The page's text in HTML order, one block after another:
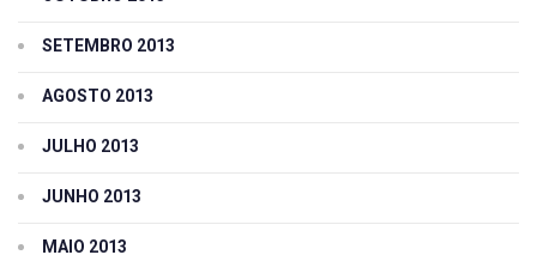
SETEMBRO 2013
AGOSTO 2013
JULHO 2013
JUNHO 2013
MAIO 2013